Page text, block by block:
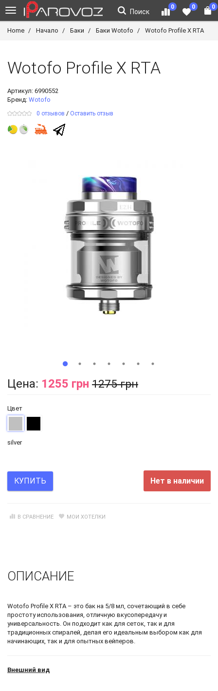
Поиск
0 0 0
Home Начало Баки Баки Wotofo Wotofo Profile X RTA
Wotofo Profile X RTA
Артикул: 6990552
Бренд: Wotofo
0 отзывов / Оставить отзыв
Цена: 1255 грн 1275 грн
Цвет
silver
КУПИТЬ Нет в наличии
В СРАВНЕНИЕ МОИ ХОТЕЛКИ
ОПИСАНИЕ
Wotofo Profile X RTA – это бак на 5/8 мл, сочетающий в себе
простоту использования, отличную вкусопередачу и
универсальность. Он подходит как для сеток, так и для
традиционных спиралей, делая его идеальным выбором как для
начинающих, так и для опытных вейперов.
Внешний вид